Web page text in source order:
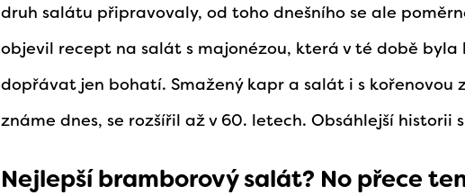
druh salátu připravovaly, od toho dnešního se ale
objevil recept na salát s majonézou, která v té době byla
dopřávat jen bohatí. Smažený kapr a salát i s kořenovou
známe dnes, se rozšířil až v 60. letech. Obsáhlejší historii
Nejlepší bramborový salát? No přece